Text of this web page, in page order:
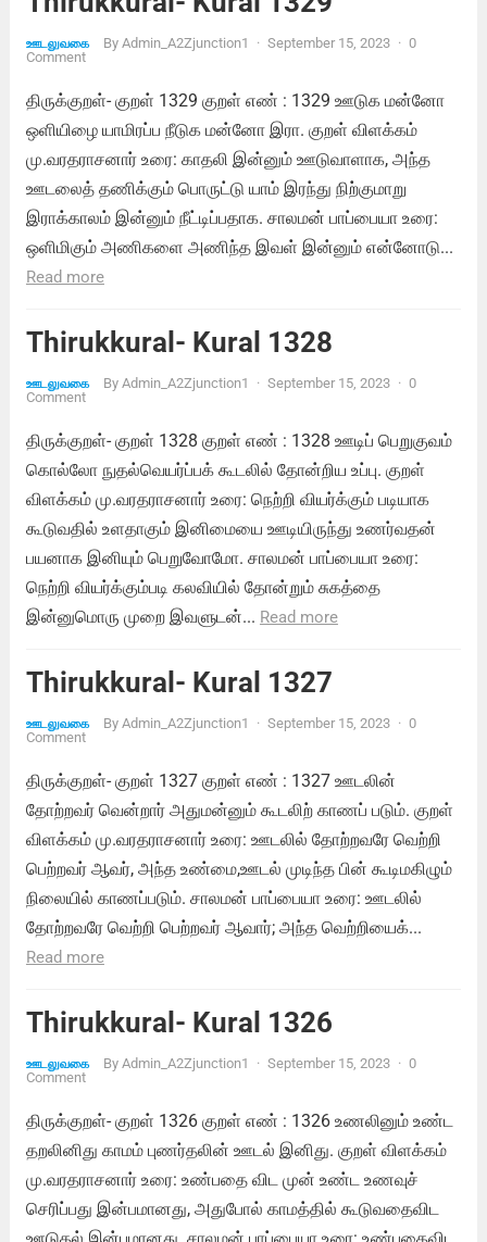
ஊடலுவகை By Admin_A2Zjunction1 · September 15, 2023 · 0
Comment
திருக்குறள்- குறள் 1329 குறள் எண் : 1329 ஊடுக மன்னோ
ஒளியிழை யாமிரப்ப நீடுக மன்னோ இரா. குறள் விளக்கம்
மு.வரதராசனார் உரை: காதலி இன்னும் ஊடுவாளாக, அந்த
ஊடலைத் தணிக்கும் பொருட்டு யாம் இரந்து நிற்குமாறு
இராக்காலம் இன்னும் நீட்டிப்பதாக. சாலமன் பாப்பையா உரை:
ஒளிமிகும் அணிகளை அணிந்த இவள் இன்னும் என்னோடு...
Read more
Thirukkural- Kural 1328
ஊடலுவகை By Admin_A2Zjunction1 · September 15, 2023 · 0
Comment
திருக்குறள்- குறள் 1328 குறள் எண் : 1328 ஊடிப் பெறுகுவம்
கொல்லோ நுதல்வெயர்ப்பக் கூடலில் தோன்றிய உப்பு. குறள்
விளக்கம் மு.வரதராசனார் உரை: நெற்றி வியர்க்கும் படியாக
கூடுவதில் உளதாகும் இனிமையை ஊடியிருந்து உணர்வதன்
பயனாக இனியும் பெறுவோமோ. சாலமன் பாப்பையா உரை:
நெற்றி வியர்க்கும்படி கலவியில் தோன்றும் சுகத்தை
இன்னுமொரு முறை இவளுடன்... Read more
Thirukkural- Kural 1327
ஊடலுவகை By Admin_A2Zjunction1 · September 15, 2023 · 0
Comment
திருக்குறள்- குறள் 1327 குறள் எண் : 1327 ஊடலின்
தோற்றவர் வென்றார் அதுமன்னும் கூடலிற் காணப் படும். குறள்
விளக்கம் மு.வரதராசனார் உரை: ஊடலில் தோற்றவரே வெற்றி
பெற்றவர் ஆவர், அந்த உண்மை,ஊடல் முடிந்த பின் கூடிமகிழும்
நிலையில் காணப்படும். சாலமன் பாப்பையா உரை: ஊடலில்
தோற்றவரே வெற்றி பெற்றவர் ஆவார்; அந்த வெற்றியைக்...
Read more
Thirukkural- Kural 1326
ஊடலுவகை By Admin_A2Zjunction1 · September 15, 2023 · 0
Comment
திருக்குறள்- குறள் 1326 குறள் எண் : 1326 உணலினும் உண்ட
தறலினிது காமம் புணர்தலின் ஊடல் இனிது. குறள் விளக்கம்
மு.வரதராசனார் உரை: உண்பதை விட முன் உண்ட உணவுச்
செரிப்பது இன்பமானது, அதுபோல் காமத்தில் கூடுவதைவிட